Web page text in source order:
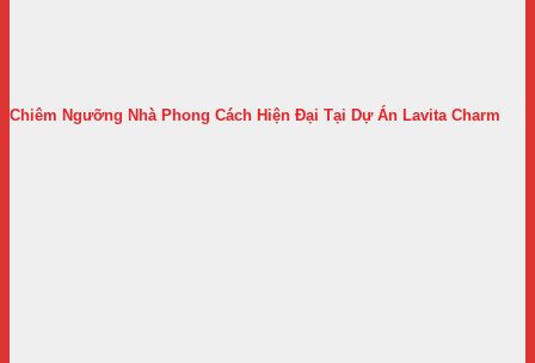
Chiêm Ngưỡng Nhà Phong Cách Hiện Đại Tại Dự Án Lavita Charm